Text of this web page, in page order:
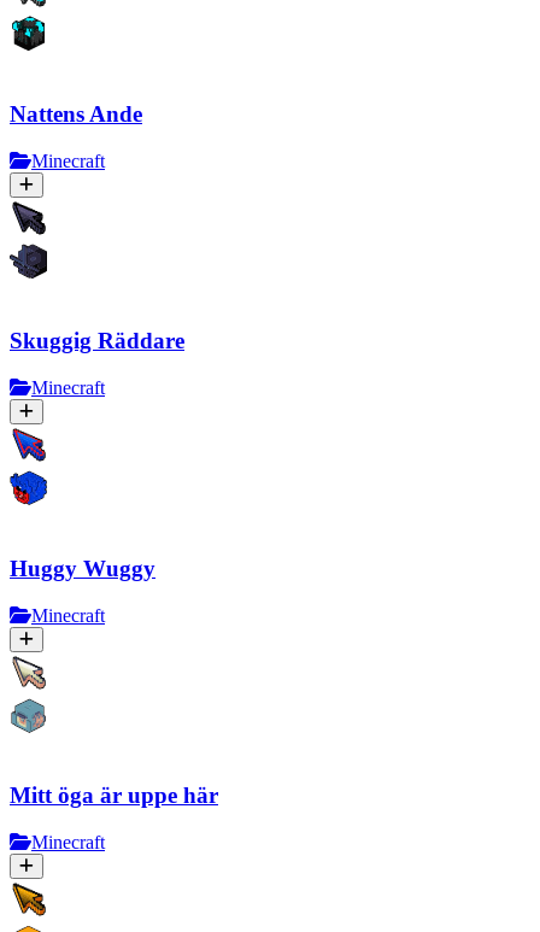
Nattens Ande
Minecraft
Skuggig Räddare
Minecraft
Huggy Wuggy
Minecraft
Mitt öga är uppe här
Minecraft